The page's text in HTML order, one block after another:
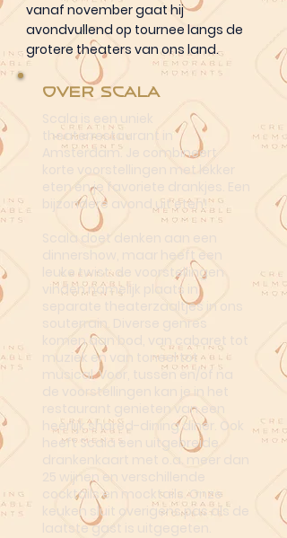
vanaf november gaat hij
avondvullend op tournee langs de
grotere theaters van ons land.
Over Scala
Scala is een uniek
theaterrestaurant in
Amsterdam. Je combineert
korte voorstellingen met lekker
eten én je favoriete drankjes. Een
bijzondere avond uit eten!
Scala doet denken aan een
dinnershow, maar heeft een
leuke twist: de voorstellingen
vinden namelijk plaats in
separate theaterzaaltjes in ons
souterrain. Diverse genres
komen aan bod, van cabaret tot
muziek en van toneel tot
musical. Voor, tussen en/of na
de voorstellingen kan je in het
restaurant genieten van een
heerlijk shared-dining diner. Ook
heeft Scala een uitgebreide
drankenkaart met o.a. meer dan
25 wijnen en verschillende
cocktails en mocktails. Onze
keuken sluit overigens pas als de
laatste gast is uitgegeten.